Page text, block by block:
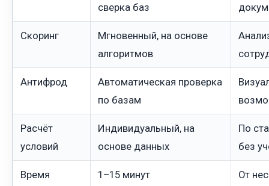
сверка баз
Скоринг
Мгновенный, на основе
алгоритмов
Антифрод
Автоматическая проверка
по базам
Расчёт
условий
Индивидуальный, на
основе данных
По
без
Время
1–15 минут
От